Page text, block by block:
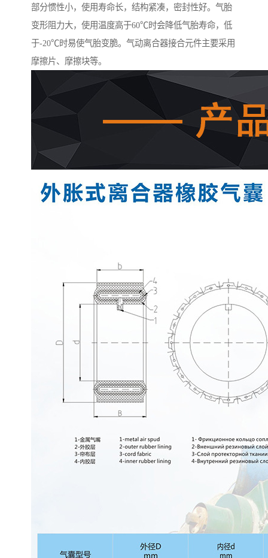
部分惯性小，使用寿命长，结构紧凑，密封性好。气胎
变形阻力大，使用温度高于60℃时会降低气胎寿命，低
于-20℃时易使气胎变脆。气动离合器接合元件主要采用
摩擦片、摩擦块等。